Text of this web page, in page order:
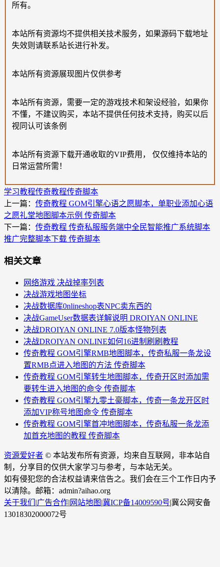
所有。
本站所有资源均不提供相关技术服务，如果源码下载地址
失效则请联系站长进行补发。
本站所有资源展现图片仅供参考
本站所有资源，需要一定的游戏技术和架设经验，如果你
不懂，不建议购买，本站不提供任何技术支持，购买以后
视同认可该条例
本站所有资源下载开通收取的VIP费用， 仅仅维持本站的
日常运营所需！
学习教程传奇教程传奇脚本
上一篇： 传奇教程 GOM引擎心语之愿脚本，单职业添加心语
之愿礼堂地图脚本示例 传奇脚本
下一篇： 传奇教程 传奇私服服务端中全民智能推广系统脚本
推广完整脚本下载 传奇脚本
相关文章
网络游戏 决战掉率列表
决战游戏地图坐标
决战数据库0nlineshop表NPC卖东西的
决战GameUser数据表详解说明 DROIYAN ONLINE
决战DROIYAN ONLINE 7.0版本怪物列表
决战DROIYAN ONLINE如何16进制刷刷教程
传奇教程 GOM引擎RMB地图脚本，传奇私服一条龙设
置RMB点进入地图的方法 传奇脚本
传奇教程 GOM引擎转生地图脚本，传奇开区时添加需
要转生进入地图的命令 传奇脚本
传奇教程 GOM引擎九零土豪脚本，传奇一条龙开区时
添加VIP称号地图命令 传奇脚本
传奇教程 GOM引擎首冲地图脚本，传奇私服一条龙添
加首充地图的教程 传奇脚本
资源爱好者 © 本站发布所有资源，均来自互联网，非本站自
制，分享目的仅供大家学习与参考，与本站无关。
如有侵犯您的合法权益请来信告之。我们会在三个工作日内予
以清除。邮箱：admin?aihao.org
关于我们 |广告合作| 网站地图 |冀ICP备14009590号|冀公网安备
13018302000072号